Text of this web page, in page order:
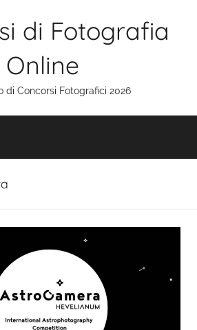
di Fotografia
Online
di Concorsi Fotografici 2026